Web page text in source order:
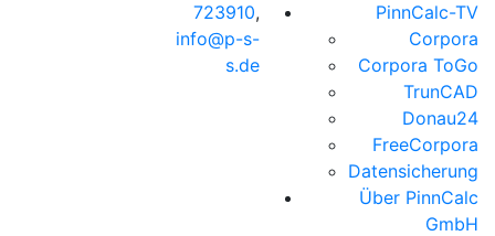
723910,
info@p-s-
s.de
PinnCalc-TV
Corpora
Corpora ToGo
TrunCAD
Donau24
FreeCorpora
Datensicherung
Über PinnCalc
GmbH